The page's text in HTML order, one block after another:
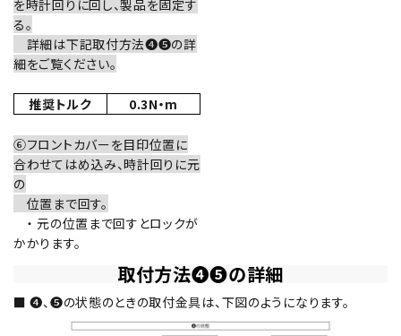
を時計回りに回し、製品を固定す
る。
詳細は下記取付方法❹❺の詳
細をご覧ください。
推奨トルク 0.3N・m
⑥フロントカバーを目印位置に
合わせてはめ込み、時計回りに元
の
位置まで回す。
・ 元の位置まで回すとロックが
かかります。
取付方法❹❺の詳細
■ ❹、❺の状態のときの取付金具は、下図のようになります。